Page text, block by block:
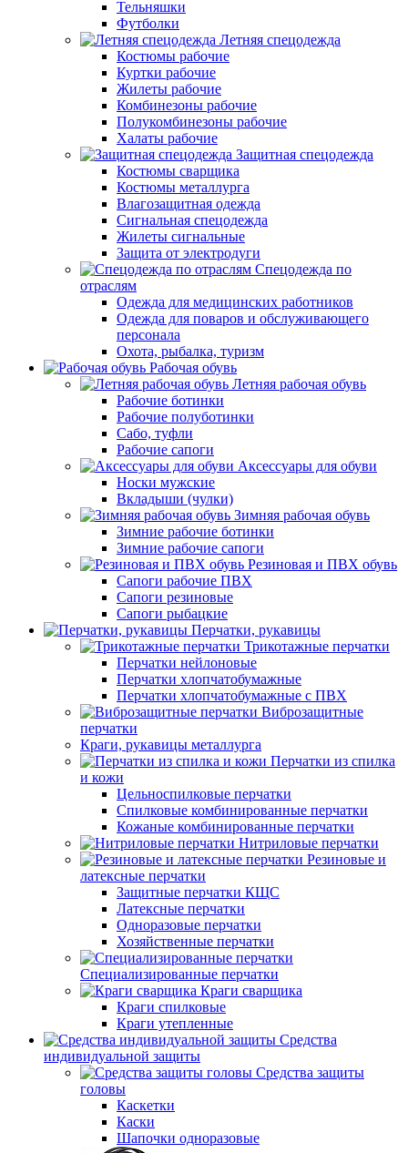
Тельняшки
Футболки
Летняя спецодежда
Костюмы рабочие
Куртки рабочие
Жилеты рабочие
Комбинезоны рабочие
Полукомбинезоны рабочие
Халаты рабочие
Защитная спецодежда
Костюмы сварщика
Костюмы металлурга
Влагозащитная одежда
Сигнальная спецодежда
Жилеты сигнальные
Защита от электродуги
Спецодежда по
отраслям
Одежда для медицинских работников
Одежда для поваров и обслуживающего
персонала
Охота, рыбалка, туризм
Рабочая обувь
Летняя рабочая обувь
Рабочие ботинки
Рабочие полуботинки
Сабо, туфли
Рабочие сапоги
Аксессуары для обуви
Носки мужские
Вкладыши (чулки)
Зимняя рабочая обувь
Зимние рабочие ботинки
Зимние рабочие сапоги
Резиновая и ПВХ обувь
Сапоги рабочие ПВХ
Сапоги резиновые
Сапоги рыбацкие
Перчатки, рукавицы
Трикотажные перчатки
Перчатки нейлоновые
Перчатки хлопчатобумажные
Перчатки хлопчатобумажные с ПВХ
Виброзащитные
перчатки
Краги, рукавицы металлурга
Перчатки из спилка
и кожи
Цельноспилковые перчатки
Спилковые комбинированные перчатки
Кожаные комбинированные перчатки
Нитриловые перчатки
Резиновые и
латексные перчатки
Защитные перчатки КЩС
Латексные перчатки
Одноразовые перчатки
Хозяйственные перчатки
Специализированные перчатки
Краги сварщика
Краги спилковые
Краги утепленные
Средства
индивидуальной защиты
Средства защиты
головы
Каскетки
Каски
Шапочки одноразовые